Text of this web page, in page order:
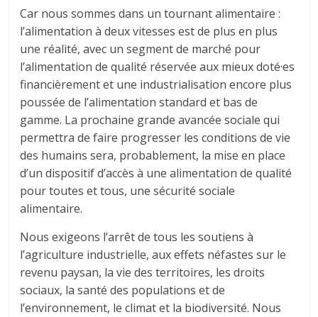
Car nous sommes dans un tournant alimentaire :
l’alimentation à deux vitesses est de plus en plus
une réalité, avec un segment de marché pour
l’alimentation de qualité réservée aux mieux doté·es
financièrement et une industrialisation encore plus
poussée de l’alimentation standard et bas de
gamme. La prochaine grande avancée sociale qui
permettra de faire progresser les conditions de vie
des humains sera, probablement, la mise en place
d’un dispositif d’accès à une alimentation de qualité
pour toutes et tous, une sécurité sociale
alimentaire.
Nous exigeons l’arrêt de tous les soutiens à
l’agriculture industrielle, aux effets néfastes sur le
revenu paysan, la vie des territoires, les droits
sociaux, la santé des populations et de
l’environnement, le climat et la biodiversité. Nous